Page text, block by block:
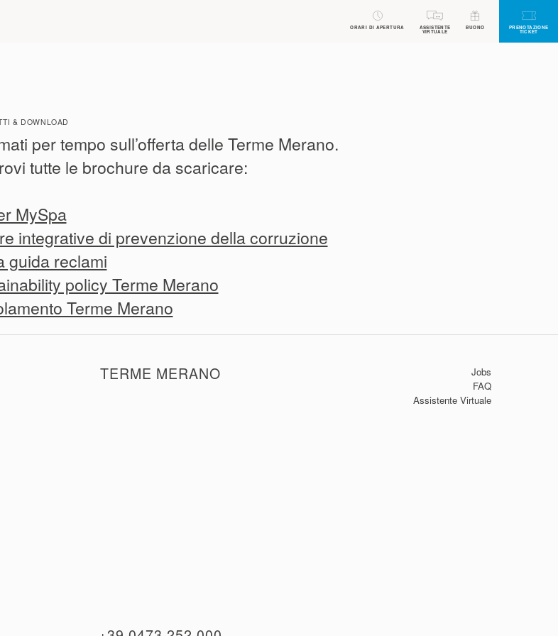
ORARI DI APERTURA ASSISTENTE
VIRTUALE
BUONO PRENOTAZIONE
TICKET
& DOWNLOAD
per tempo sull’offerta delle Terme Merano.
tutte le brochure da scaricare:
MySpa
integrative di prevenzione della corruzione
guida reclami
policy Terme Merano
Terme Merano
TERME MERANO
Jobs
FAQ
Assistente Virtuale